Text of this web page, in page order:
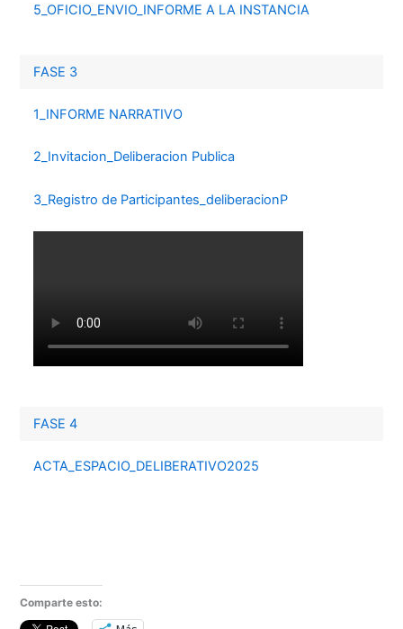
5_OFICIO_ENVIO_INFORME A LA INSTANCIA
FASE 3
1_INFORME NARRATIVO
2_Invitacion_Deliberacion Publica
3_Registro de Participantes_deliberacionP
FASE 4
ACTA_ESPACIO_DELIBERATIVO2025
Comparte esto: